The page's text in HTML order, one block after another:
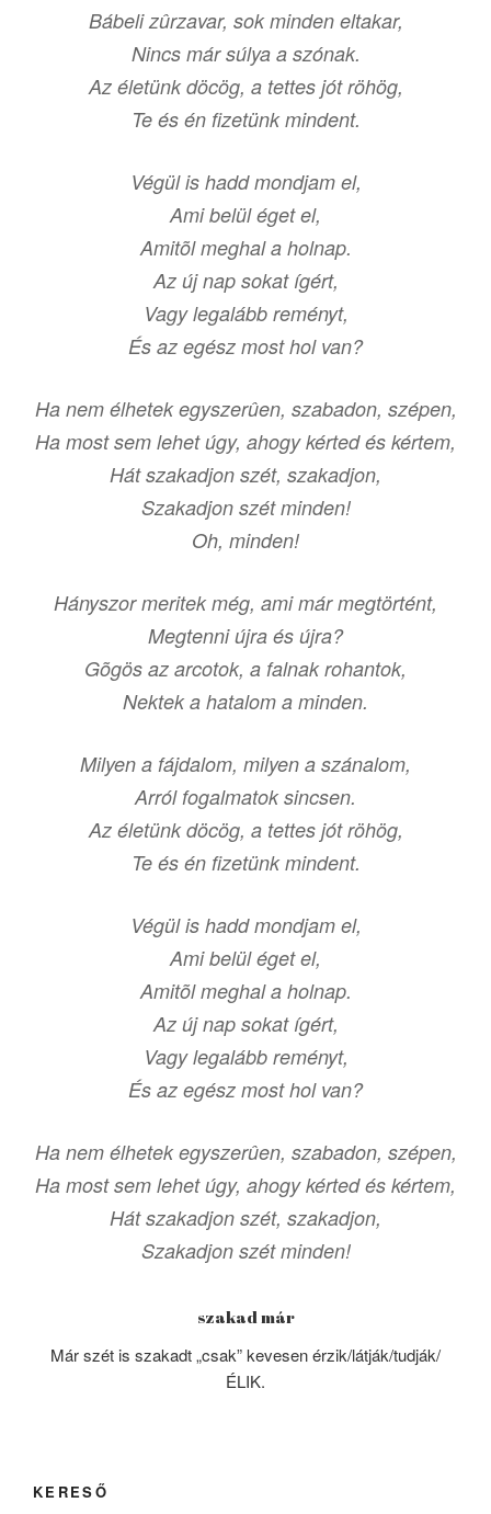
Bábeli zûrzavar, sok minden eltakar,
Nincs már súlya a szónak.
Az életünk döcög, a tettes jót röhög,
Te és én fizetünk mindent.
Végül is hadd mondjam el,
Ami belül éget el,
Amitõl meghal a holnap.
Az új nap sokat ígért,
Vagy legalább reményt,
És az egész most hol van?
Ha nem élhetek egyszerûen, szabadon, szépen,
Ha most sem lehet úgy, ahogy kérted és kértem,
Hát szakadjon szét, szakadjon,
Szakadjon szét minden!
Oh, minden!
Hányszor meritek még, ami már megtörtént,
Megtenni újra és újra?
Gõgös az arcotok, a falnak rohantok,
Nektek a hatalom a minden.
Milyen a fájdalom, milyen a szánalom,
Arról fogalmatok sincsen.
Az életünk döcög, a tettes jót röhög,
Te és én fizetünk mindent.
Végül is hadd mondjam el,
Ami belül éget el,
Amitõl meghal a holnap.
Az új nap sokat ígért,
Vagy legalább reményt,
És az egész most hol van?
Ha nem élhetek egyszerûen, szabadon, szépen,
Ha most sem lehet úgy, ahogy kérted és kértem,
Hát szakadjon szét, szakadjon,
Szakadjon szét minden!
szakad már
Már szét is szakadt „csak” kevesen érzik/látják/tudják/
ÉLIK.
KERESŐ